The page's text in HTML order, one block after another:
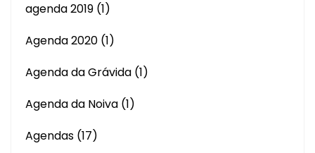
agenda 2019 (1)
Agenda 2020 (1)
Agenda da Grávida (1)
Agenda da Noiva (1)
Agendas (17)